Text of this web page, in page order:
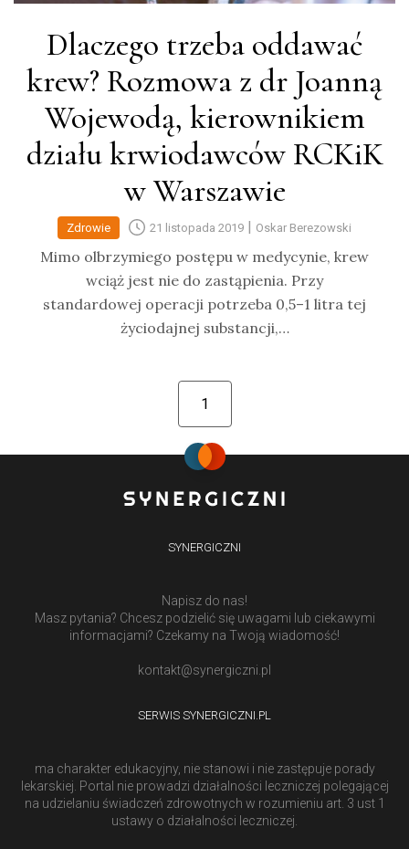
Dlaczego trzeba oddawać
krew? Rozmowa z dr Joanną
Wojewodą, kierownikiem
działu krwiodawców RCKiK
w Warszawie
Zdrowie 21 listopada 2019 | Oskar Berezowski
Mimo olbrzymiego postępu w medycynie, krew
wciąż jest nie do zastąpienia. Przy
standardowej operacji potrzeba 0,5–1 litra tej
życiodajnej substancji,…
1
SYNERGICZNI
Napisz do nas!
Masz pytania? Chcesz podzielić się uwagami lub ciekawymi
informacjami? Czekamy na Twoją wiadomość!
kontakt@synergiczni.pl
SERWIS SYNERGICZNI.PL
ma charakter edukacyjny, nie stanowi i nie zastępuje porady
lekarskiej. Portal nie prowadzi działalności leczniczej polegającej
na udzielaniu świadczeń zdrowotnych w rozumieniu art. 3 ust 1
ustawy o działalności leczniczej.